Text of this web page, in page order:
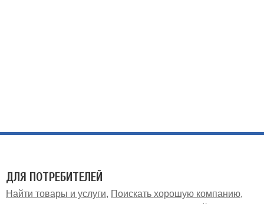
ДЛЯ ПОТРЕБИТЕЛЕЙ
Найти товары и услуги
Поискать хорошую компанию